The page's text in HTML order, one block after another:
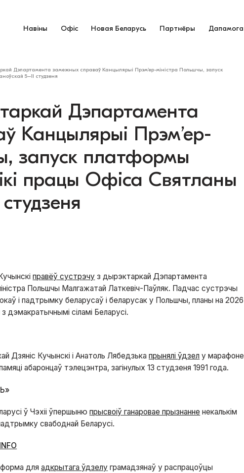
Навіны Офіс Новая Беларусь Партнёры Дапамога
Дэпартамента замежных справаў Канцылярыі Прэм’ер-міністра Польшчы, запуск
5–11 студзеня
Дэпартамента
Канцылярыі Прэм’ер-
запуск платформы
працы Офіса Святланы
правёў сустрэчу з дырэктаркай Дэпартамента
Польшчы Малгажатай Латкевіч-Паўляк. Падчас сустрэчы
і падтрымку беларусаў і беларусак у Польшчы, планы на 2026
дэмакратычнымі сіламі Беларусі.
Дзяніс Кучынскі і Анатоль Лябедзькапрынялі ўдзел у марафоне
абаронцаў тэлецэнтра, загінулых 13 студзеня 1991 года.
ў Чэхіі ўпершынюпрысвоіў ганаровае прызнанне некалькім
свабоднай Беларусі.
дляадкрытага ўдзелу грамадзянаў у распрацоўцы